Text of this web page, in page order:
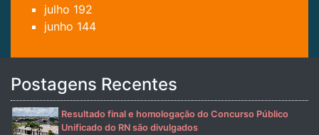
julho 192
junho 144
Postagens Recentes
Resultado final e homologação do Concurso Público
Unificado do RN são divulgados